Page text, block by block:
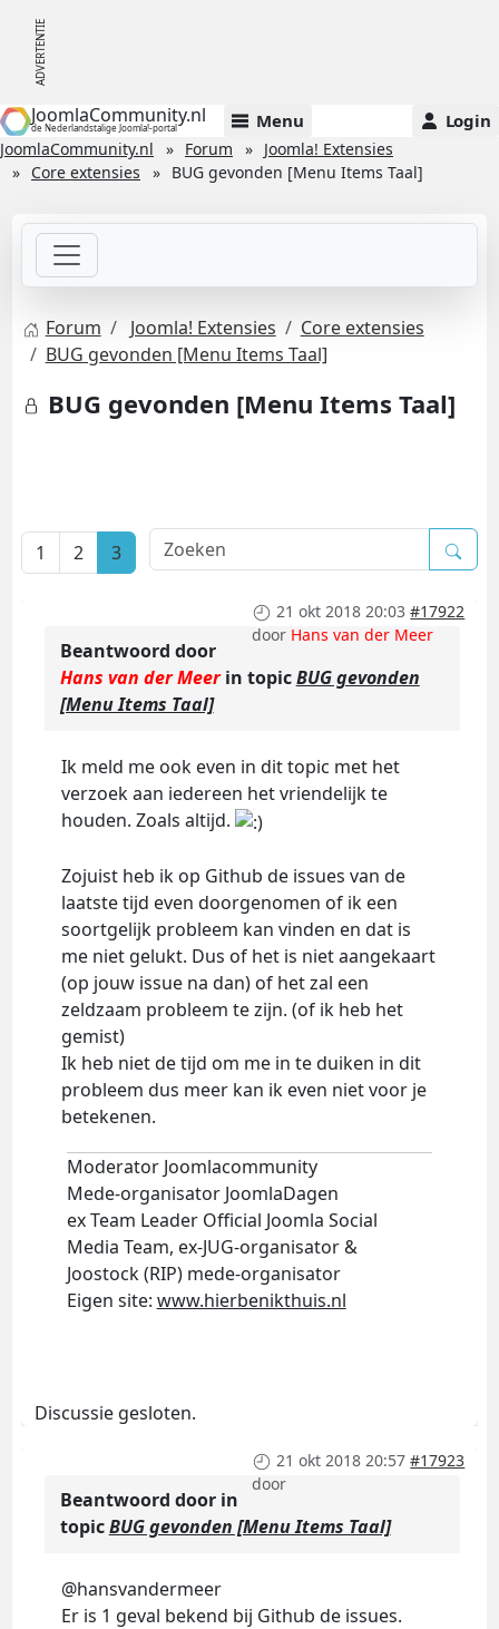
JoomlaCommunity.nl
de Nederlandstalige Joomla!-portal Menu Login
JoomlaCommunity.nl Forum
Joomla! Extensies
Core extensies
BUG gevonden [Menu Items Taal]
Forum Joomla! Extensies
Core extensies
BUG gevonden [Menu Items Taal]
BUG gevonden [Menu Items Taal]
1 2 3
21 okt 2018 20:03 #17922
door Hans van der Meer
Beantwoord door
Hans van der Meerin topicBUG gevonden
[Menu Items Taal]
Ik meld me ook even in dit topic met het
verzoek aan iedereen het vriendelijk te
houden. Zoals altijd.
Zojuist heb ik op Github de issues van de
laatste tijd even doorgenomen of ik een
soortgelijk probleem kan vinden en dat is
me niet gelukt. Dus of het is niet aangekaart
(op jouw issue na dan) of het zal een
zeldzaam probleem te zijn. (of ik heb het
gemist)
Ik heb niet de tijd om me in te duiken in dit
probleem dus meer kan ik even niet voor je
betekenen.
Moderator Joomlacommunity
Mede-organisator JoomlaDagen
ex Team Leader Official Joomla Social
Media Team, ex-JUG-organisator &
Joostock (RIP) mede-organisator
Eigen site: www.hierbenikthuis.nl
Discussie gesloten.
21 okt 2018 20:57 #17923
door
Beantwoord door in
topicBUG gevonden [Menu Items Taal]
@hansvandermeer
Er is 1 geval bekend bij Github de issues.